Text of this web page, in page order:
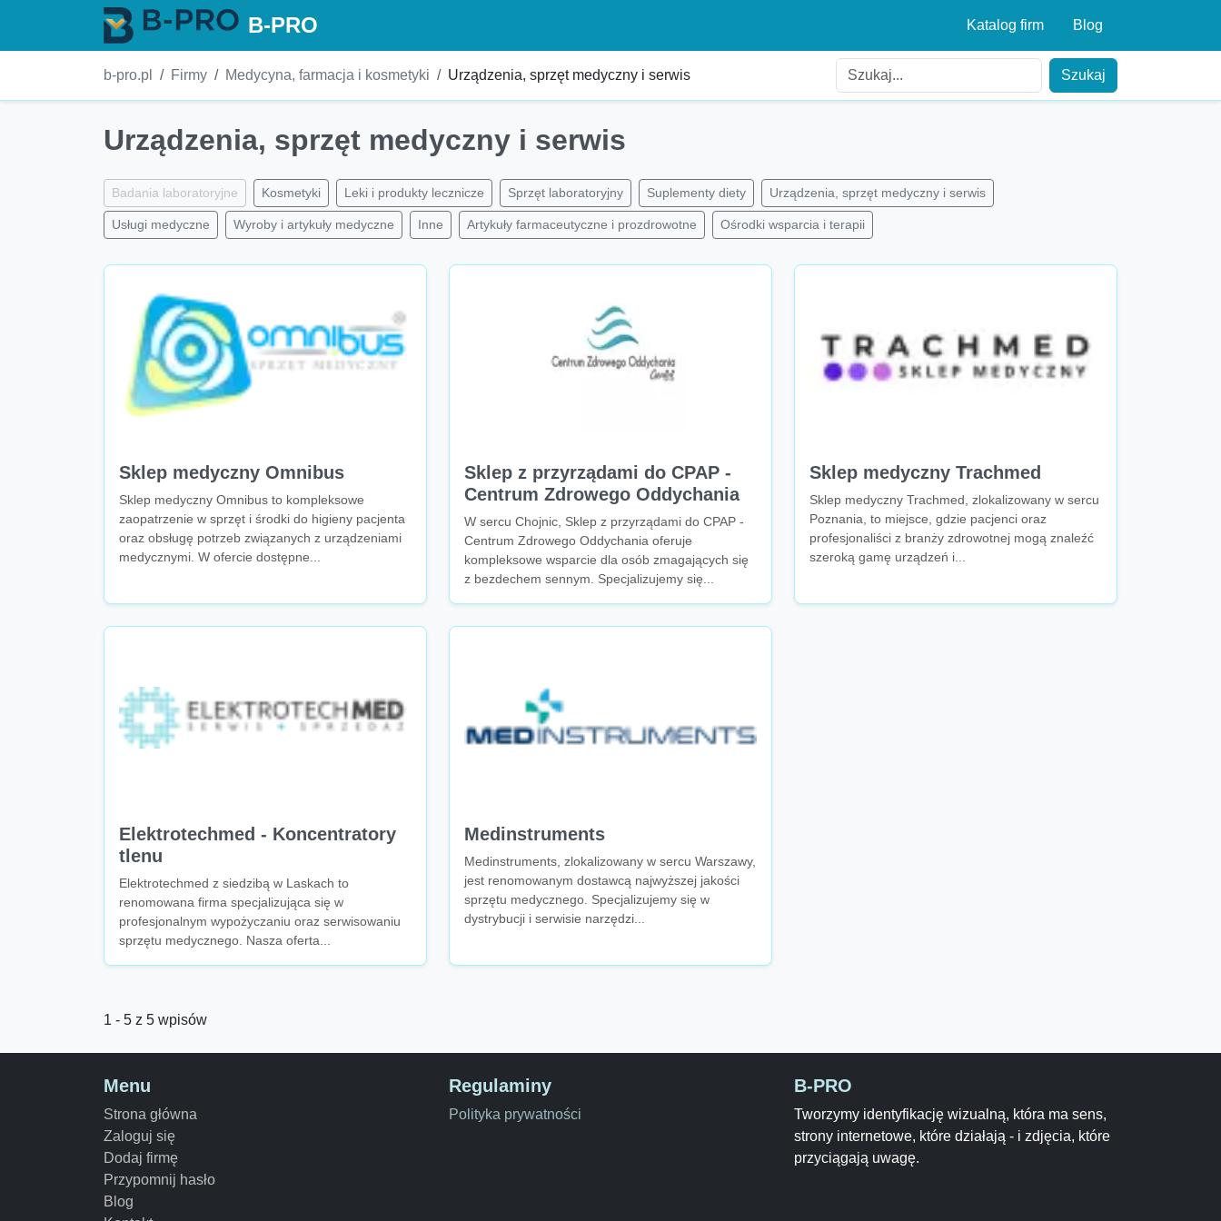
B-PRO Katalog firm Blog
b-pro.pl Firmy Medycyna, farmacja i kosmetyki Urządzenia, sprzęt medyczny i serwis Szukaj
Urządzenia, sprzęt medyczny i serwis
Badania laboratoryjne Kosmetyki Leki i produkty lecznicze Sprzęt laboratoryjny Suplementy diety Urządzenia, sprzęt medyczny i serwis
Usługi medyczne Wyroby i artykuły medyczne Inne Artykuły farmaceutyczne i prozdrowotne Ośrodki wsparcia i terapii
Sklep medyczny Omnibus
Sklep medyczny Omnibus to kompleksowe
zaopatrzenie w sprzęt i środki do higieny pacjenta
oraz obsługę potrzeb związanych z urządzeniami
medycznymi. W ofercie dostępne...
Sklep z przyrządami do CPAP -
Centrum Zdrowego Oddychania
W sercu Chojnic, Sklep z przyrządami do CPAP -
Centrum Zdrowego Oddychania oferuje
kompleksowe wsparcie dla osób zmagających się
z bezdechem sennym. Specjalizujemy się...
Sklep medyczny Trachmed
Sklep medyczny Trachmed, zlokalizowany w sercu
Poznania, to miejsce, gdzie pacjenci oraz
profesjonaliści z branży zdrowotnej mogą znaleźć
szeroką gamę urządzeń i...
Elektrotechmed - Koncentratory
tlenu
Elektrotechmed z siedzibą w Laskach to
renomowana firma specjalizująca się w
profesjonalnym wypożyczaniu oraz serwisowaniu
sprzętu medycznego. Nasza oferta...
Medinstruments
Medinstruments, zlokalizowany w sercu Warszawy,
jest renomowanym dostawcą najwyższej jakości
sprzętu medycznego. Specjalizujemy się w
dystrybucji i serwisie narzędzi...
1 - 5 z 5 wpisów
Menu
Strona główna
Zaloguj się
Dodaj firmę
Przypomnij hasło
Blog
Regulaminy
Polityka prywatności
B-PRO
Tworzymy identyfikację wizualną, która ma sens,
strony internetowe, które działają - i zdjęcia, które
przyciągają uwagę.